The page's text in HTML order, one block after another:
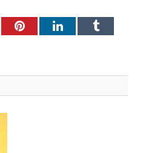
PinterestLinkedInTumblr